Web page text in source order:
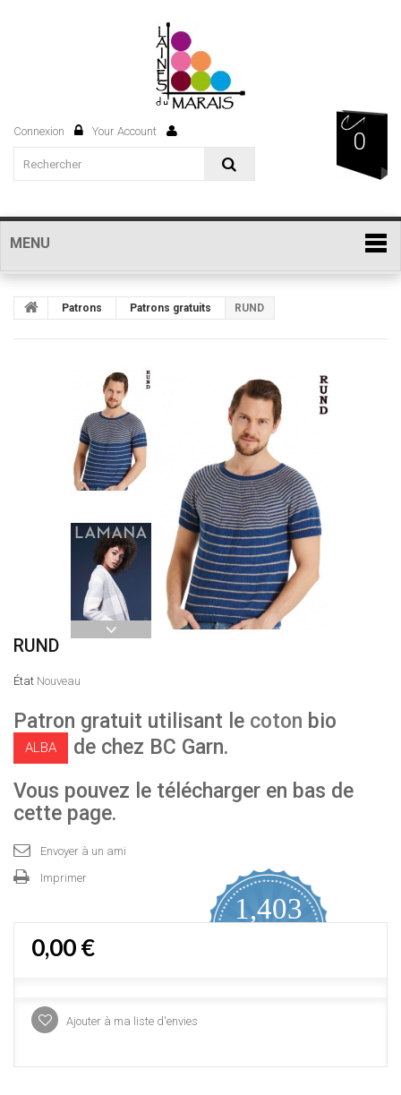
0
Connexion Your Account
MENU
Patrons Patrons gratuits RUND
RUND
État Nouveau
Patron gratuit utilisant le coton bio
ALBA
de chez BC Garn.
Vous pouvez le télécharger en bas de
cette page.
Envoyer à un ami
1,403
Imprimer
0,00 €
Ajouter à ma liste d'envies